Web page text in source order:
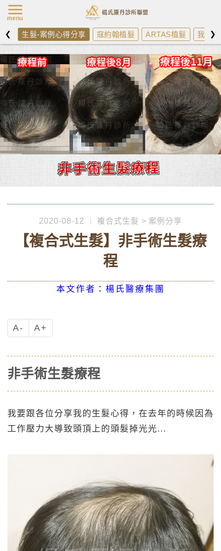
❮ 生髮-案例心得分享 寇約翰植髮 ARTAS植髮 我需❯
2020-08-12 複合式生髮 案例分享
【複合式生髮】非手術生髮療
程
本文作者：楊氏醫療集團
A- A+
非手術生髮療程
我要跟各位分享我的生髮心得，在去年的時候因為
工作壓力大導致頭頂上的頭髮掉光光...
menu